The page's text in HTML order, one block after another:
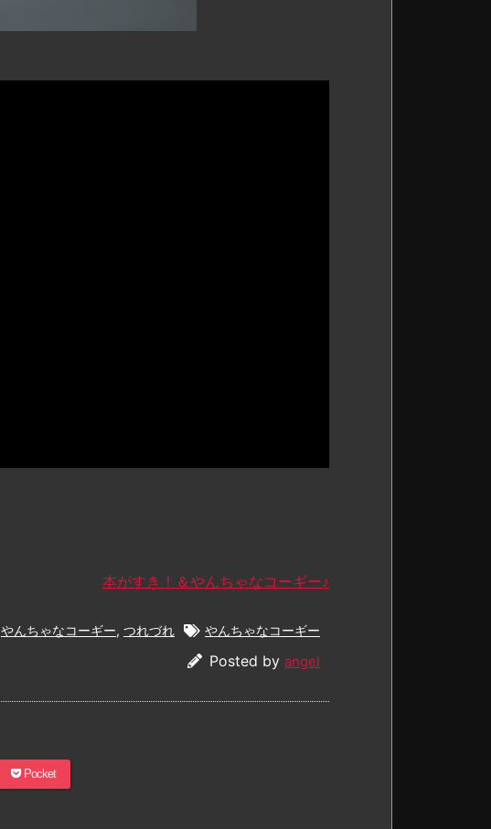
本がすき！＆やんちゃなコーギー♪
やんちゃなコーギー, つれづれ やんちゃなコーギー
Posted by angel
Pocket